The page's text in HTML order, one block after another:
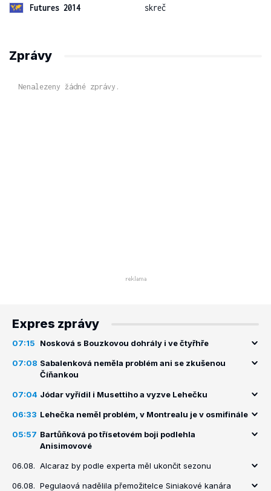
Futures 2014 skreč
Zprávy
Nenalezeny žádné zprávy.
Expres zprávy
07:15 Nosková s Bouzkovou dohrály i ve čtyřhře
07:08 Sabalenková neměla problém ani se zkušenou
Číňankou
07:04 Jódar vyřídil i Musettiho a vyzve Lehečku
06:33 Lehečka neměl problém, v Montrealu je v osmifinále
05:57 Bartůňková po třísetovém boji podlehla
Anisimovové
06.08. Alcaraz by podle experta měl ukončit sezonu
06.08. Pegulaová nadělila přemožitelce Siniakové kanára